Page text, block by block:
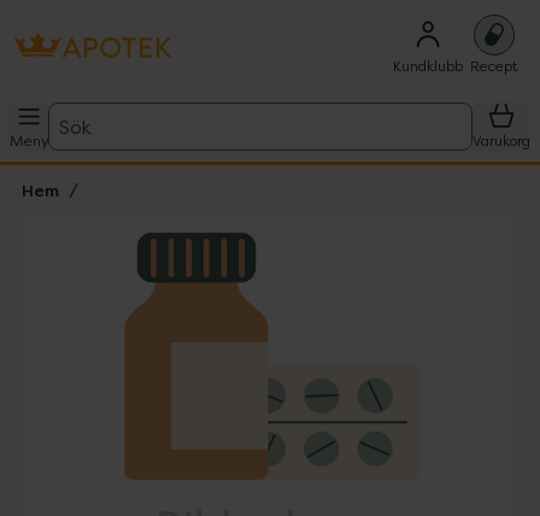
Kundklubb Recept
Meny
Sök
Varukorg
Hem
Lista: . Innehåller 1 objekt.